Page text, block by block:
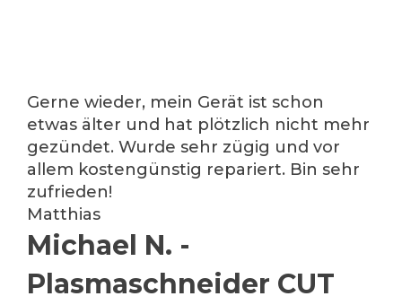
Gerne wieder, mein Gerät ist schon
etwas älter und hat plötzlich nicht mehr
gezündet. Wurde sehr zügig und vor
allem kostengünstig repariert. Bin sehr
zufrieden!
Matthias
Michael N. -
Plasmaschneider CUT